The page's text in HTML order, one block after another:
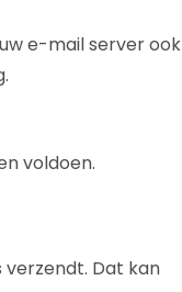
e-mail server ook
voldoen.
Dat kan